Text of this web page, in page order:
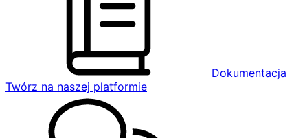
Dokumentacja
Twórz na naszej platformie